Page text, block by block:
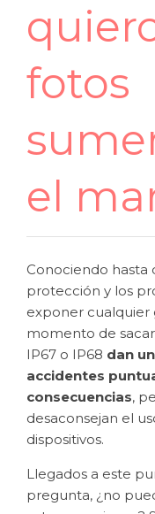
fotos
el
Conociendo
protección y los
exponer cualquier
momento de
IP67 o IP68 dan
accidentes
consecuencias,
desaconsejan el
dispositivos.
Llegados a este
pregunta, ¿no